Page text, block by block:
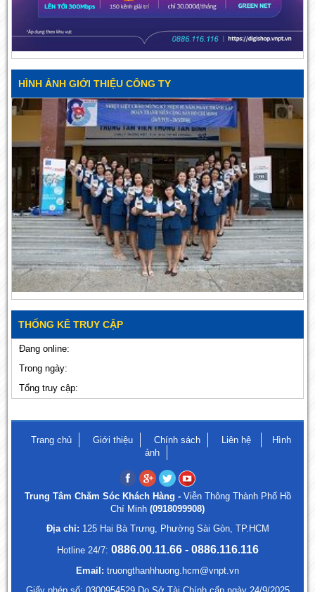
HÌNH ẢNH GIỚI THIỆU CÔNG TY
THỐNG KÊ TRUY CẬP
Đang online:
Trong ngày:
Tổng truy cập:
Trang chủ Giới thiệu Chính sách Liên hệ
Hình
ảnh
Trung Tâm Chăm Sóc Khách Hàng - Viễn Thông Thành Phố Hồ
Chí Minh (0918099908)
Địa chỉ: 125 Hai Bà Trưng, Phường Sài Gòn, TP.HCM
Hotline 24/7: 0886.00.11.66 - 0886.116.116
Email: truongthanhhuong.hcm@vnpt.vn